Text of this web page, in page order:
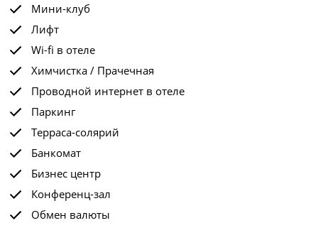
Мини-клуб
Лифт
Wi-fi в отеле
Химчистка / Прачечная
Проводной интернет в отеле
Паркинг
Терраса-солярий
Банкомат
Бизнес центр
Конференц-зал
Обмен валюты